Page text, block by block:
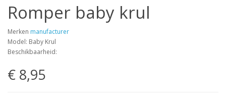
Romper baby krul
Merken manufacturer
Model: Baby Krul
Beschikbaarheid:
€ 8,95